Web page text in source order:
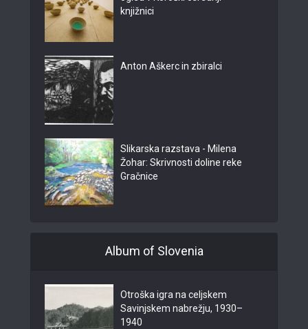
knjižnici
Anton Aškerc in zbiralci
Slikarska razstava - Milena
Žohar: Skrivnosti doline reke
Gračnice
Album of Slovenia
Otroška igra na celjskem
Savinjskem nabrežju, 1930–
1940